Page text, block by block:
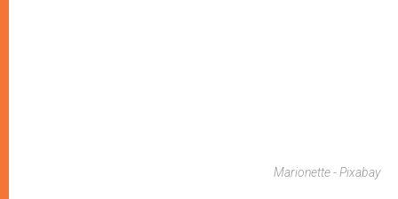
Marionette - Pixabay